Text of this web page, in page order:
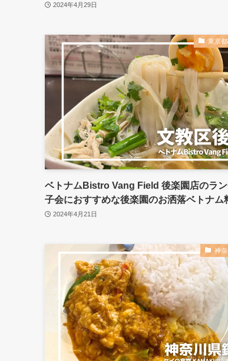
2024年4月29日
東京
ベトナムBistro Vang Field 後楽園店のラ
子会におすすめな後楽園のお洒落ベトナム
2024年4月21日
神